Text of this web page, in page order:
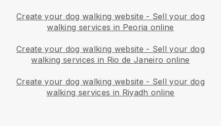
Create your dog walking website - Sell your dog
walking services in Peoria online
Create your dog walking website - Sell your dog
walking services in Rio de Janeiro online
Create your dog walking website - Sell your dog
walking services in Riyadh online